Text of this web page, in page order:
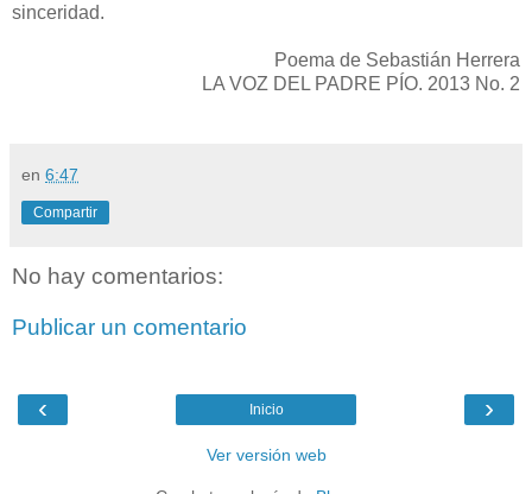
sinceridad.
Poema de Sebastián Herrera
LA VOZ DEL PADRE PÍO. 2013 No. 2
en 6:47
Compartir
No hay comentarios:
Publicar un comentario
‹ ›
Inicio
Ver versión web